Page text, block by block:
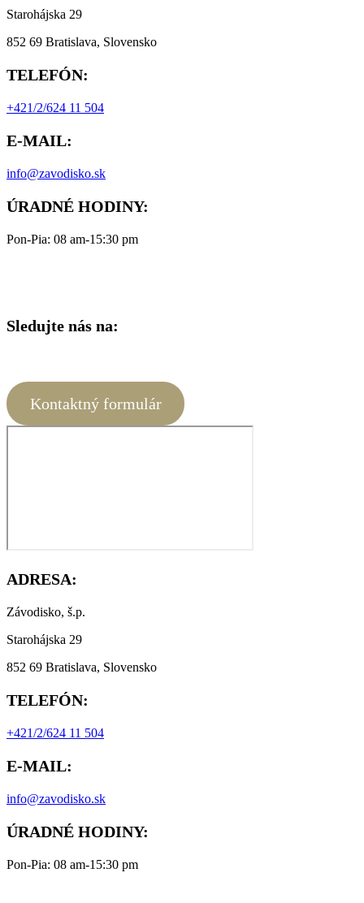
Starohájska 29
852 69 Bratislava, Slovensko
TELEFÓN:
+421/2/624 11 504
E-MAIL:
info@zavodisko.sk
ÚRADNÉ HODINY:
Pon-Pia: 08 am-15:30 pm
Sledujte nás na:
Kontaktný formulár
ADRESA:
Závodisko, š.p.
Starohájska 29
852 69 Bratislava, Slovensko
TELEFÓN:
+421/2/624 11 504
E-MAIL:
info@zavodisko.sk
ÚRADNÉ HODINY:
Pon-Pia: 08 am-15:30 pm